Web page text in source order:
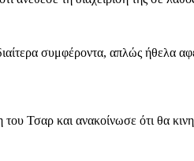
συμφέροντα, απλώς ήθελα
Τσαρ και ανακοίνωσε ότι θα